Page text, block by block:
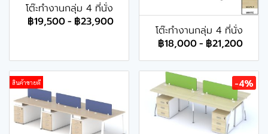
โต๊ะทำงานกลุ่ม 4 ที่นั่ง
฿19,500- ฿23,900
โต๊ะทำงานกลุ่ม 4 ที่นั่ง
฿18,000- ฿21,200
สินค้าขายดี -4%